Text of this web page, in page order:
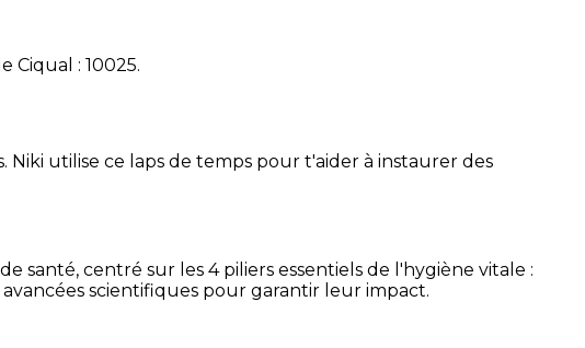
Ciqual : 10025.
utilise ce laps de temps pour t'aider à instaurer des
santé, centré sur les 4 piliers essentiels de l'hygiène vitale :
scientifiques pour garantir leur impact.